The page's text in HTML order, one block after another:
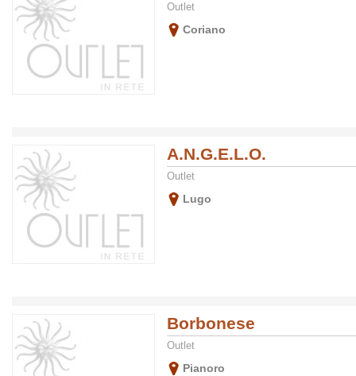
Outlet
Coriano
A.N.G.E.L.O.
Outlet
Lugo
Borbonese
Outlet
Pianoro